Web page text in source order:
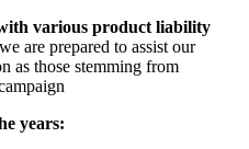
various product liability
are prepared to assist our
as those stemming from
years: